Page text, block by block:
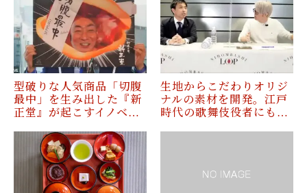
型破りな人気商品「切腹
最中」を生み出した『新
正堂』が起こすイノベ…
生地からこだわりオリジ
ナルの素材を開発。江戸
時代の歌舞伎役者にも…